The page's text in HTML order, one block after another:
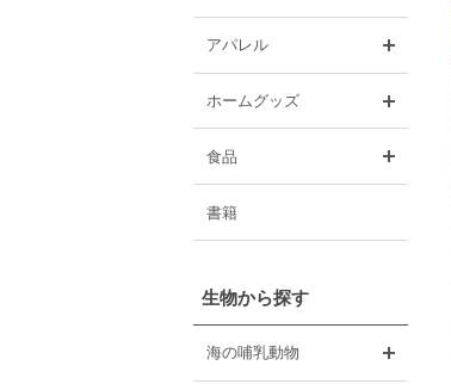
アパレル
ホームグッズ
食品
書籍
生物から探す
海の哺乳動物